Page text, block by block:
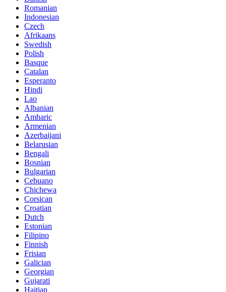
Romanian
Indonesian
Czech
Afrikaans
Swedish
Polish
Basque
Catalan
Esperanto
Hindi
Lao
Albanian
Amharic
Armenian
Azerbaijani
Belarusian
Bengali
Bosnian
Bulgarian
Cebuano
Chichewa
Corsican
Croatian
Dutch
Estonian
Filipino
Finnish
Frisian
Galician
Georgian
Gujarati
Haitian